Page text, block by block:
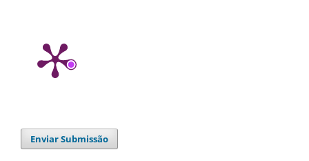
Enviar Submissão